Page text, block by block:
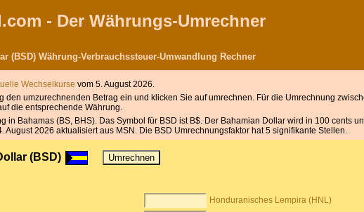
- Der Währungs-Umrechner
(BSD) Währung-Verbrauchssteuer-Umwandlung Rechner
Wechselkurse vom 5. August 2026.
den umzurechnenden Betrag ein und klicken Sie auf umrechnen. Für die Umrechnung
die entsprechende Währung.
in Bahamas (BS, BHS). Das Symbol für BSD ist B$. Der Bahamian Dollar wird in 100 cents
August 2026 aktualisiert aus MSN. Die BSD Umrechnungsfaktor hat 5 signifikante Stellen.
(BSD)
Honduranisches Lempira (HNL)